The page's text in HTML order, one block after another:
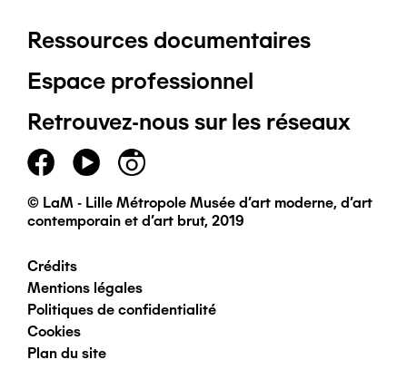
Pied
de
page
principal
Ressources documentaires
Espace professionnel
Retrouvez-nous sur les réseaux
© LaM - Lille Métropole Musée d'art moderne, d'art
contemporain et d'art brut, 2019
Pied
de
page
Crédits
Mentions légales
Politiques de confidentialité
Cookies
Plan du site